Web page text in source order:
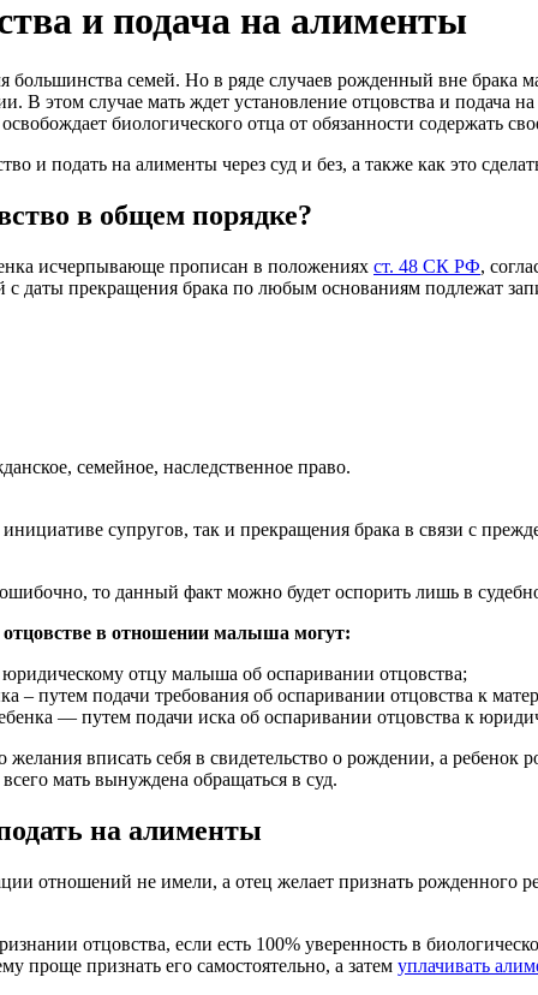
и подача на алименты
большинства семей. Но в ряде случаев рожденный вне брака
В этом случае мать ждет установление отцовства и
биологического отца от обязанности содержать
и подать на алименты через суд и без, а также как это
в общем порядке?
исчерпывающе прописан в положениях ст. 48 СК РФ,
с даты прекращения брака по любым основаниям подлежат
семейное, наследственное право.
инициативе супругов, так и прекращения брака в связи с
то данный факт можно будет оспорить лишь в
отцовстве в отношении малыша могут:
отцу малыша об оспаривании отцовства;
– путем подачи требования об оспаривании отцовства к
— путем подачи иска об оспаривании отцовства к
желания вписать себя в свидетельство о рождении, а
мать вынуждена обращаться в суд.
на алименты
отношений не имели, а отец желает признать рожденного
отцовства, если есть 100% уверенность в
проще признать его самостоятельно, а затем уплачивать